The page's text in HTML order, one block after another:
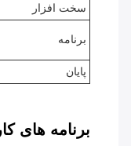
سخت افزار
برنامه
پایان
برنامه های